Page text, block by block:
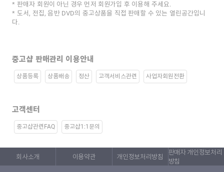
판매자 회원이 아닌 경우 먼저 회원가입 후 이용해 주세요.
도서, 전집, 음반 DVD의 중고상품을 직접 판매할 수 있는 열린공간입니
다.
중고샵 판매관리 이용안내
상품등록 상품배송 정산 고객서비스관련 사업자회원전환
고객센터
중고샵관련FAQ 중고샵1:1문의
회사소개 이용약관 개인정보처리방침
판매자 개인정보처리
방침